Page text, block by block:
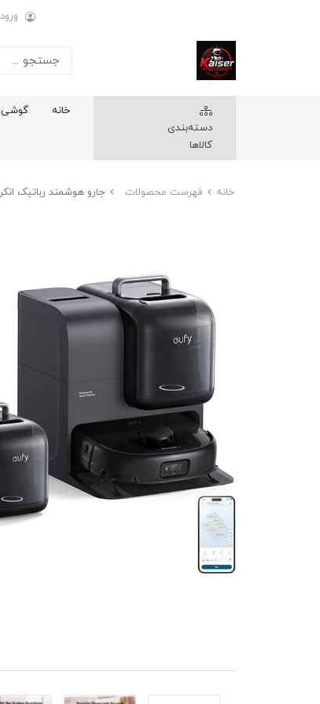
ورود
دسته‌بندی
کالاها
خانه گوشی
خانه فهرست محصولات جارو هوشمند رباتیک انکر Anker eufy E28 HydroJet Robot Vacuum Cleaner مدل T2352